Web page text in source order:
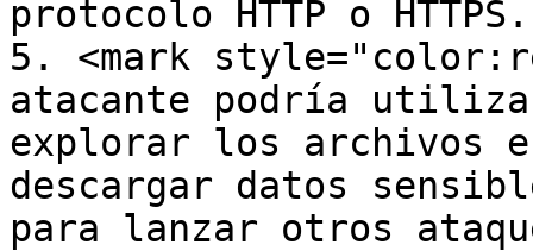
protocolo HTTP o HTTPS.
5. <mark
atacante podría
explorar los archivos
descargar datos
para lanzar otros